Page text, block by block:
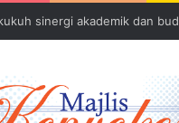
sinergi akademik dan